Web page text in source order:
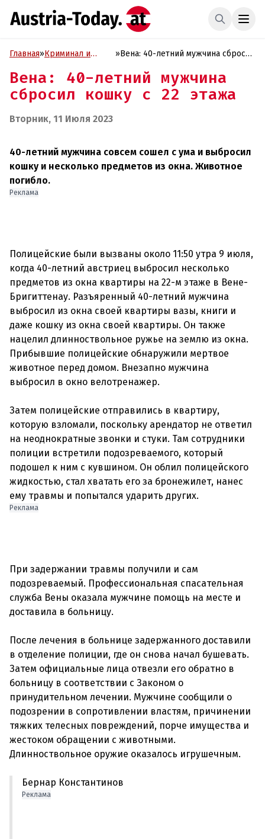
Главная»Криминал и
»Вена: 40-летний мужчина сбросил
Вена: 40-летний мужчина
сбросил кошку с 22 этажа
Вторник, 11 Июля 2023
40-летний мужчина совсем сошел с ума и выбросил
кошку и несколько предметов из окна. Животное
погибло.
Реклама
Полицейские были вызваны около 11:50 утра 9 июля,
когда 40-летний австриец выбросил несколько
предметов из окна квартиры на 22-м этаже в Вене-
Бригиттенау. Разъяренный 40-летний мужчина
выбросил из окна своей квартиры вазы, книги и
даже кошку из окна своей квартиры. Он также
нацелил длинноствольное ружье на землю из окна.
Прибывшие полицейские обнаружили мертвое
животное перед домом. Внезапно мужчина
выбросил в окно велотренажер.
Затем полицейские отправились в квартиру,
которую взломали, поскольку арендатор не ответил
на неоднократные звонки и стуки. Там сотрудники
полиции встретили подозреваемого, который
подошел к ним с кувшином. Он облил полицейского
жидкостью, стал хватать его за бронежилет, нанес
Реклама
При задержании травмы получили и сам
подозреваемый. Профессиональная спасательная
служба Вены оказала мужчине помощь на месте и
доставила в больницу.
После лечения в больнице задержанного доставили
в отделение полиции, где он снова начал бушевать.
Затем официальные лица отвезли его обратно в
больницу в соответствии с Законом о
принудительном лечении. Мужчине сообщили о
подозрении в сопротивлении властям, причинении
тяжких телесных повреждений, порче имущества и
жестоком обращении с животными.
Бернар Константинов
Реклама